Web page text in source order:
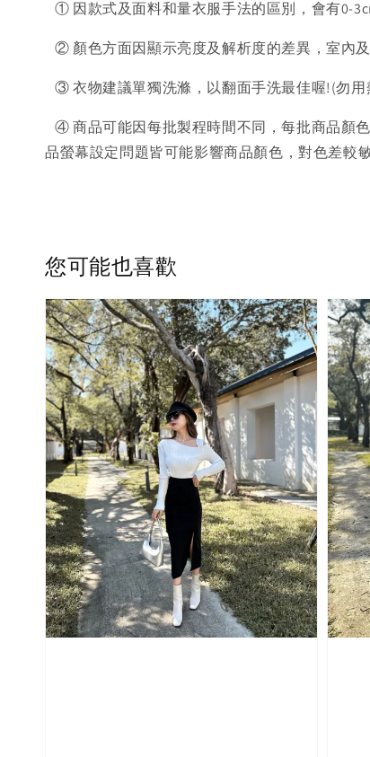
① 因款式及面料和量衣服手法的區別，會有0-
② 顏色方面因顯示亮度及解析度的差異，室內
③ 衣物建議單獨洗滌，以翻面手洗最佳喔!(勿
④ 商品可能因每批製程時間不同，每批商品顏
品螢幕設定問題皆可能影響商品顏色，對色差較
您可能也喜歡